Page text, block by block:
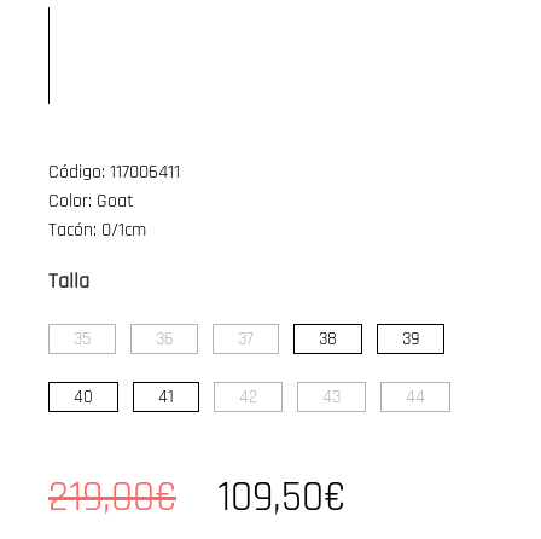
Código: 117006411
Color: Goat
Tacón: 0/1cm
Talla
35 36 37 38 39
40 41 42 43 44
219,00€ 109,50€